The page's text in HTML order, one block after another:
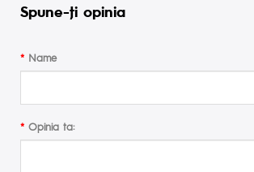
Spune-ţi opinia
Name
Opinia ta: